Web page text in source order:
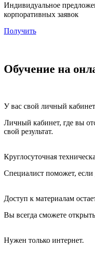
Индивидуальное
корпоративных заявок
Получить
Обучение на
У вас свой личный
Личный кабинет, где вы
свой результат.
Круглосуточная
Специалист поможет,
Доступ к материалам
Вы всегда сможете
Нужен только интернет.